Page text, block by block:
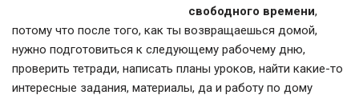
свободного времени,
потому что после того, как ты возвращаешься домой,
нужно подготовиться к следующему рабочему дню,
проверить тетради, написать планы уроков, найти какие-то
интересные задания, материалы, да и работу по дому